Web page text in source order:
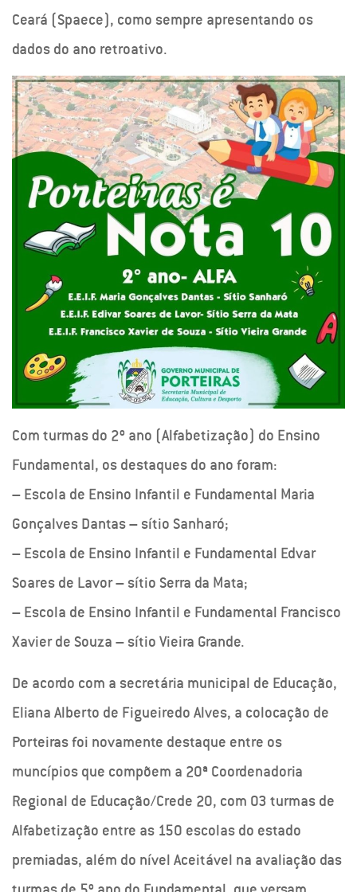
Ceará (Spaece), como sempre apresentando os
dados do ano retroativo.
Com turmas do 2º ano (Alfabetização) do Ensino
Fundamental, os destaques do ano foram:
– Escola de Ensino Infantil e Fundamental Maria
Gonçalves Dantas – sítio Sanharó;
– Escola de Ensino Infantil e Fundamental Edvar
Soares de Lavor – sítio Serra da Mata;
– Escola de Ensino Infantil e Fundamental Francisco
Xavier de Souza – sítio Vieira Grande.
De acordo com a secretária municipal de Educação,
Eliana Alberto de Figueiredo Alves, a colocação de
Porteiras foi novamente destaque entre os
muncípios que compõem a 20ª Coordenadoria
Regional de Educação/Crede 20, com 03 turmas de
Alfabetização entre as 150 escolas do estado
premiadas, além do nível Aceitável na avaliação das